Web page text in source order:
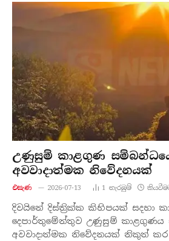
උණුසුම් කාළගුණ
අවවාදාත්මක නිවේදනයක්
එසැණ 2026-07-13 1 නැරඹු​ම්
දිවයිනේ දිස්ත්‍රික්ක කිහිපයක් සදහා
දෙපාර්තුමේන්තුව උණුසුම්
අවවාදාත්මක නිවේදනයක් නිකුත්